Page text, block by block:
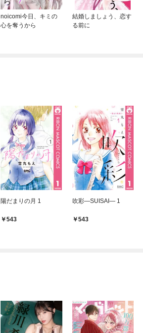
noicomi今日、キミの
心を奪うから
結婚しましょう、恋す
る前に
陽だまりの月 1
543
吹彩―SUISAI― 1
543